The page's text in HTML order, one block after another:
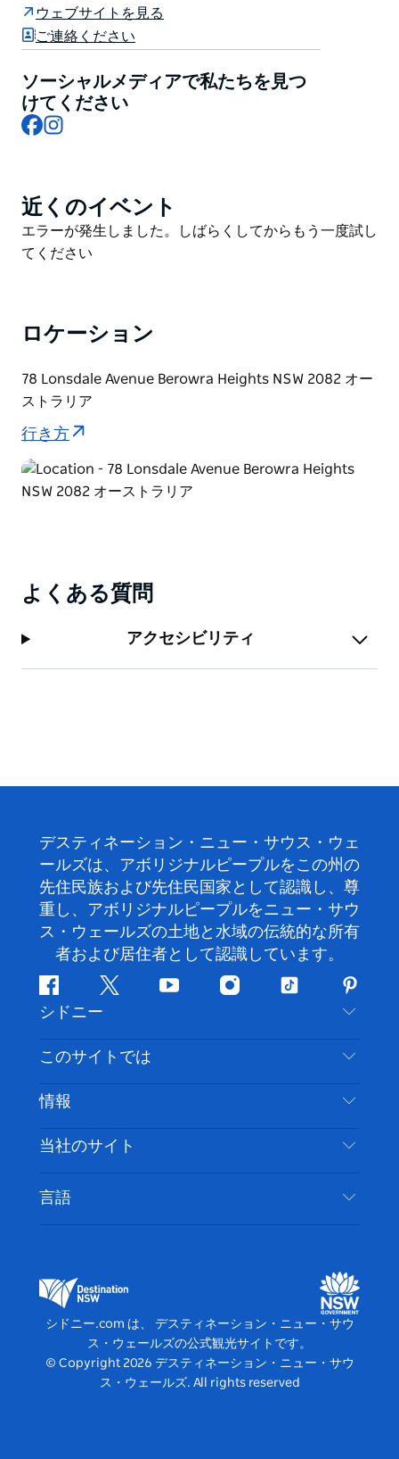
ム、バスルーム、ベランダは 2 階にあります。
座ってリラックスし、すぐそばの茂みや野生生物をお楽
しみください。裏庭や地域内からアクセスできる多くの
ブッシュウォーキングトラックを探索してください。静
けさを楽しんだり、見たりすることがたくさんありま
ウェブサイトを見る
ご連絡ください
ソーシャルメディアで私たちを見つ
けてください
Facebook
Product
List
近くのイベント
Product
List
エラーが発生しました。しばらくしてからもう一度試し
てください
ロケーション
78 Lonsdale Avenue Berowra Heights NSW 2082 オー
ストラリア
行き方
よくある質問
アクセシビリティ
デスティネーション・ニュー・サウス・ウェ
ールズは、アボリジナルピープルをこの州の
先住民族および先住民国家として認識し、尊
重し、アボリジナルピープルをニュー・サウ
ス・ウェールズの土地と水域の伝統的な所有
者および居住者として認識しています。
フ
ェ
イ
ス
ブ
ッ
ク
ツ
ッ
タ
ー
ユ
チ
ー
イ
ス
グ
ム
テ
ッ
ト
ク
ピ
ン
タ
レ
ス
ト
シドニー
お問い合わせ
免責事項
クッキーに関する通知
このサイトでは
目的地
やるべきこと
イベント
宿泊施設
情報
旅行情報
アクセシブルシドニー
ビジネスを登録する
当社のサイト
デスティネーション・ニュー・サウス・ウェール
ズメディアセンター
ビビッド・シドニー
言語
シドニー.com は、 デスティネーション・ニュー・サウ
ス・ウェールズの公式観光サイトです。
© Copyright 2026 デスティネーション・ニュー・サウ
ス・ウェールズ. All rights reserved